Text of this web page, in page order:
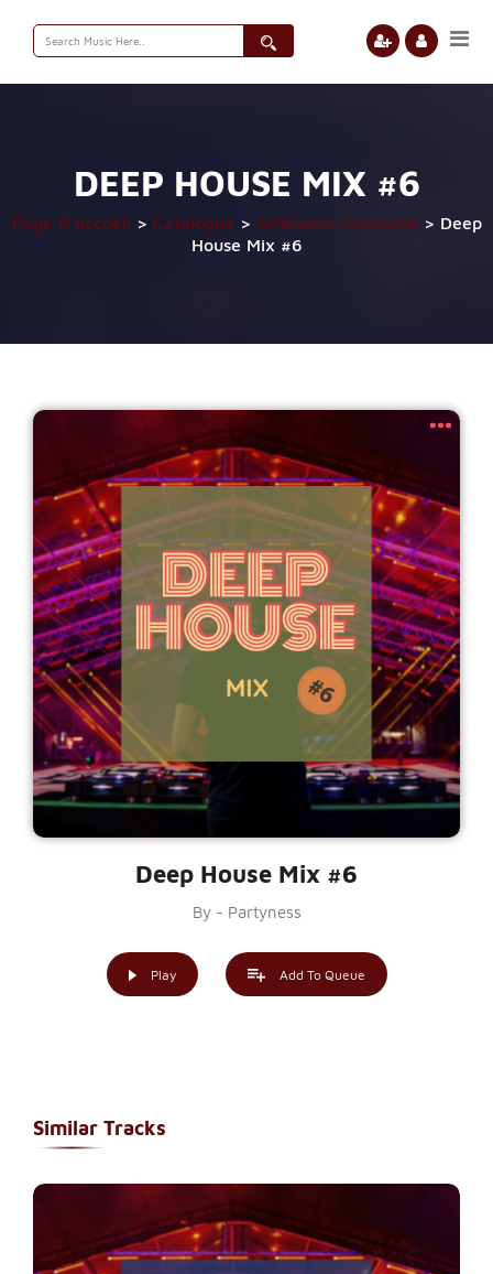
Search
for:
DEEP HOUSE MIX #6
Page D'accueil > Catalogue > Ambiance Dansante > Deep
House Mix #6
Deep House Mix #6
By - Partyness
Play Add To Queue
Similar Tracks